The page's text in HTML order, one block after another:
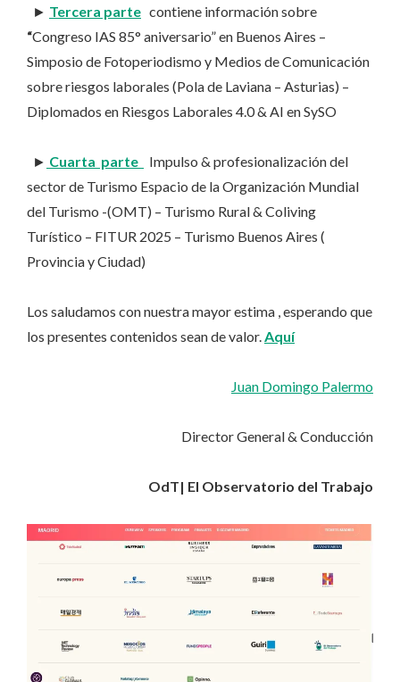
► Tercera parte contiene información sobre
“Congreso IAS 85° aniversario”en Buenos Aires –
Simposio de Fotoperiodismo y Medios de Comunicación
sobre riesgos laborales (Pola de Laviana – Asturias) –
Diplomados en Riesgos Laborales 4.0 & AI en SySO
► Cuarta parte
Impulso & profesionalización del
sector de Turismo Espacio de la Organización Mundial
del Turismo -(OMT) – Turismo Rural & Coliving
Turístico – FITUR 2025 – Turismo Buenos Aires (
Provincia y Ciudad)
Los saludamos con nuestra mayor estima , esperando que
los presentes contenidos sean de valor. Aquí
Juan Domingo Palermo
Director General & Conducción
OdT| El Observatorio del Trabajo